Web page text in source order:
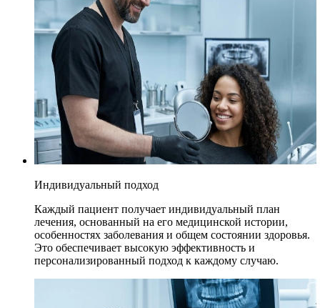
Индивидуальный подход
Каждый пациент получает индивидуальный план
лечения, основанный на его медицинской истории,
особенностях заболевания и общем состоянии здоровья.
Это обеспечивает высокую эффективность и
персонализированный подход к каждому случаю.